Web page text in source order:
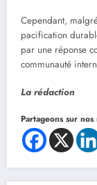
Cependant,
pacification
par une réponse
communauté
La rédaction
Partageons sur